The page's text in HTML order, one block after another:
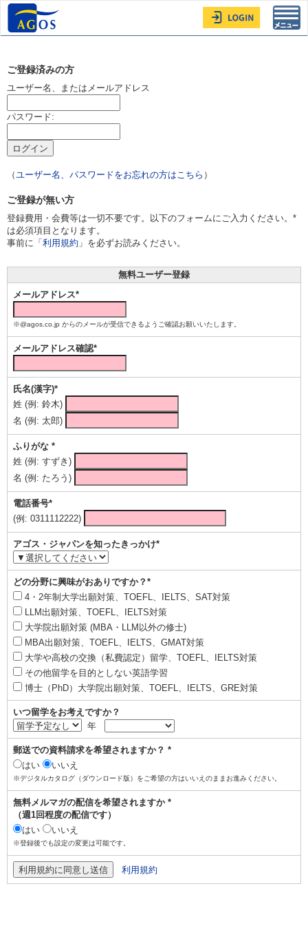
ご登録済みの方
ユーザー名、またはメールアドレス
パスワード:
（ユーザー名、パスワードをお忘れの方はこちら ）
ご登録が無い方
登録費用・会費等は一切不要です。以下のフォームにご入力ください。*
は必須項目となります。
事前に「 利用規約 」を必ずお読みください。
無料ユーザー登録
メールアドレス*
※@agos.co.jp からのメールが受信できるようご確認お願いいたします。
メールアドレス確認*
氏名(漢字)*
姓 (例: 鈴木)
名 (例: 太郎)
ふりがな *
姓 (例: すずき)
名 (例: たろう)
電話番号*
(例: 0311112222)
アゴス・ジャパンを知ったきっかけ*
どの分野に興味がおありですか？*
4・2年制大学出願対策、TOEFL、IELTS、SAT対策
LLM出願対策、TOEFL、IELTS対策
大学院出願対策 (MBA・LLM以外の修士)
MBA出願対策、TOEFL、IELTS、GMAT対策
大学や高校の交換（私費認定）留学、TOEFL、IELTS対策
その他留学を目的としない英語学習
博士（PhD）大学院出願対策、TOEFL、IELTS、GRE対策
いつ留学をお考えですか？
年
郵送での資料請求を希望されますか？ *
はい
いいえ
※デジタルカタログ（ダウンロード版）をご希望の方はいいえのままお進みください。
無料メルマガの配信を希望されますか *
（週1回程度の配信です）
はい
いいえ
※登録後でも設定の変更は可能です。
利用規約